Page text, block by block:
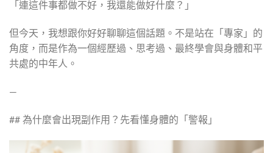
「連這件事都做不好，我還能做好什麼？」
但今天，我想跟你好好聊聊這個話題。不是站在「專家」的
角度，而是作為一個經歷過、思考過、最終學會與身體和平
共處的中年人。
—
## 為什麼會出現副作用？先看懂身體的「警報」